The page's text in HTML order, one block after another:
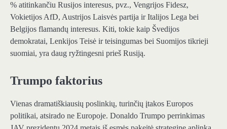
% atitinkančiu Rusijos interesus, pvz., Vengrijos Fidesz,
Vokietijos AfD, Austrijos Laisvės partija ir Italijos Lega bei
Belgijos flamandų interesus. Kiti, tokie kaip Švedijos
demokratai, Lenkijos Teisė ir teisingumas bei Suomijos tikrieji
suomiai, yra daug ryžtingesni prieš Rusiją.
Trumpo faktorius
Vienas dramatiškiausių poslinkių, turinčių įtakos Europos
politikai, atsirado ne Europoje. Donaldo Trumpo perrinkimas